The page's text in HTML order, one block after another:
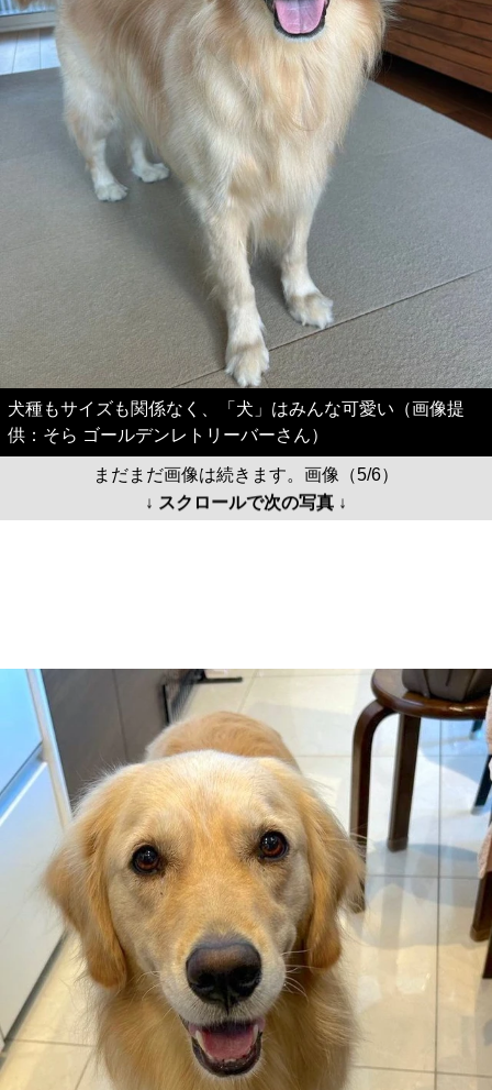
犬種もサイズも関係なく、「犬」はみんな可愛い（画像提
供：そら ゴールデンレトリーバーさん）
まだまだ画像は続きます。画像（5/6）
↓ スクロールで次の写真 ↓